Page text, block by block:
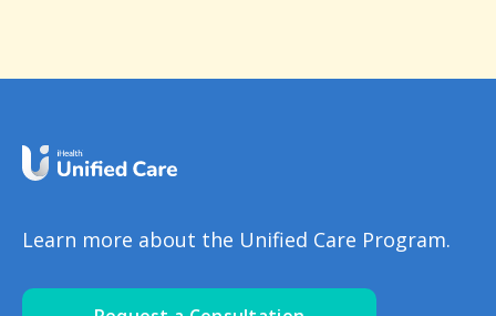
Learn more about the Unified Care Program.